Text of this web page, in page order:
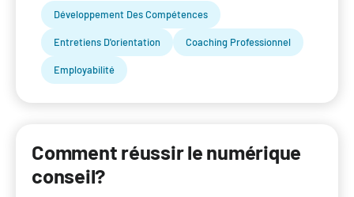
Développement Des Compétences
Entretiens D'orientation Coaching Professionnel
Employabilité
Comment réussir le numérique
conseil?